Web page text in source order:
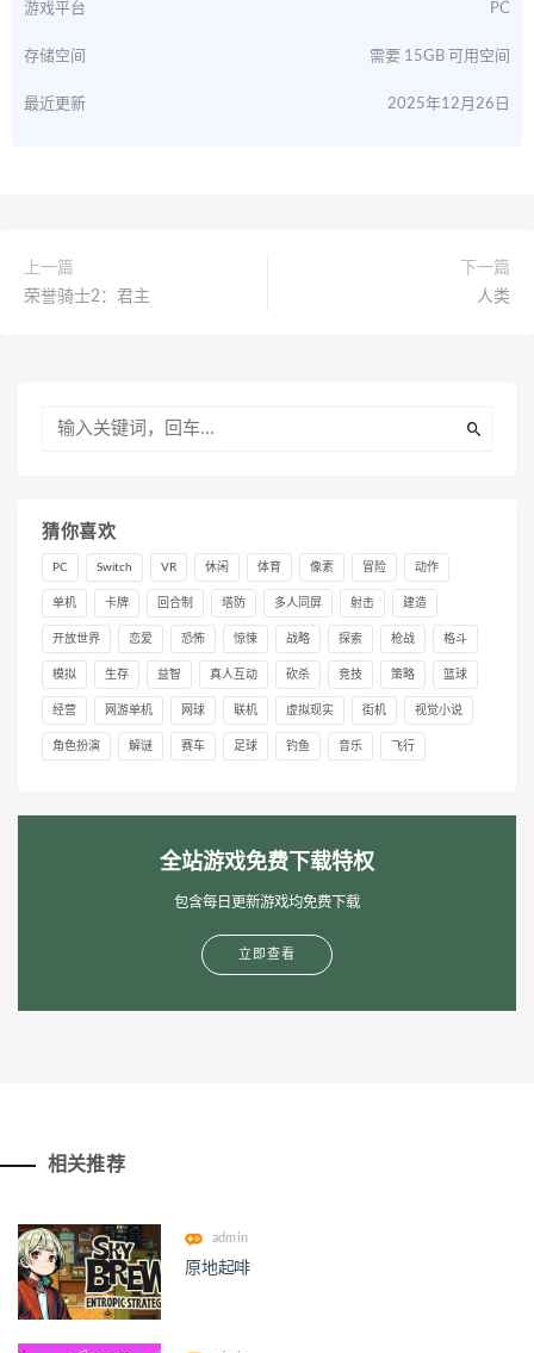
游戏平台 PC
存储空间 需要 15GB 可用空间
最近更新 2025年12月26日
上一篇
荣誉骑士2：君主
下一篇
人类
猜你喜欢
PC Switch VR 休闲 体育 像素 冒险 动作
单机 卡牌 回合制 塔防 多人同屏 射击 建造
开放世界 恋爱 恐怖 惊悚 战略 探索 枪战 格斗
模拟 生存 益智 真人互动 砍杀 竞技 策略 篮球
经营 网游单机 网球 联机 虚拟现实 街机 视觉小说
角色扮演 解谜 赛车 足球 钓鱼 音乐 飞行
全站游戏免费下载特权
包含每日更新游戏均免费下载
立即查看
相关推荐
admin
原地起啡